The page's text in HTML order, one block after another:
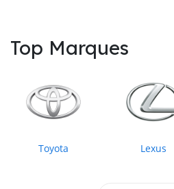
Top Marques
Toyota Lexus